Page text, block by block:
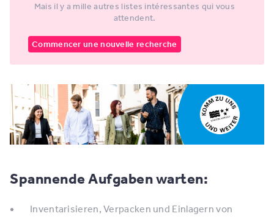
Mais il y a mille autres listes intéressantes qui vous
attendent.
Commencer une nouvelle recherche
Spannende Aufgaben warten:
Inventarisieren, Verpacken und Einlagern von